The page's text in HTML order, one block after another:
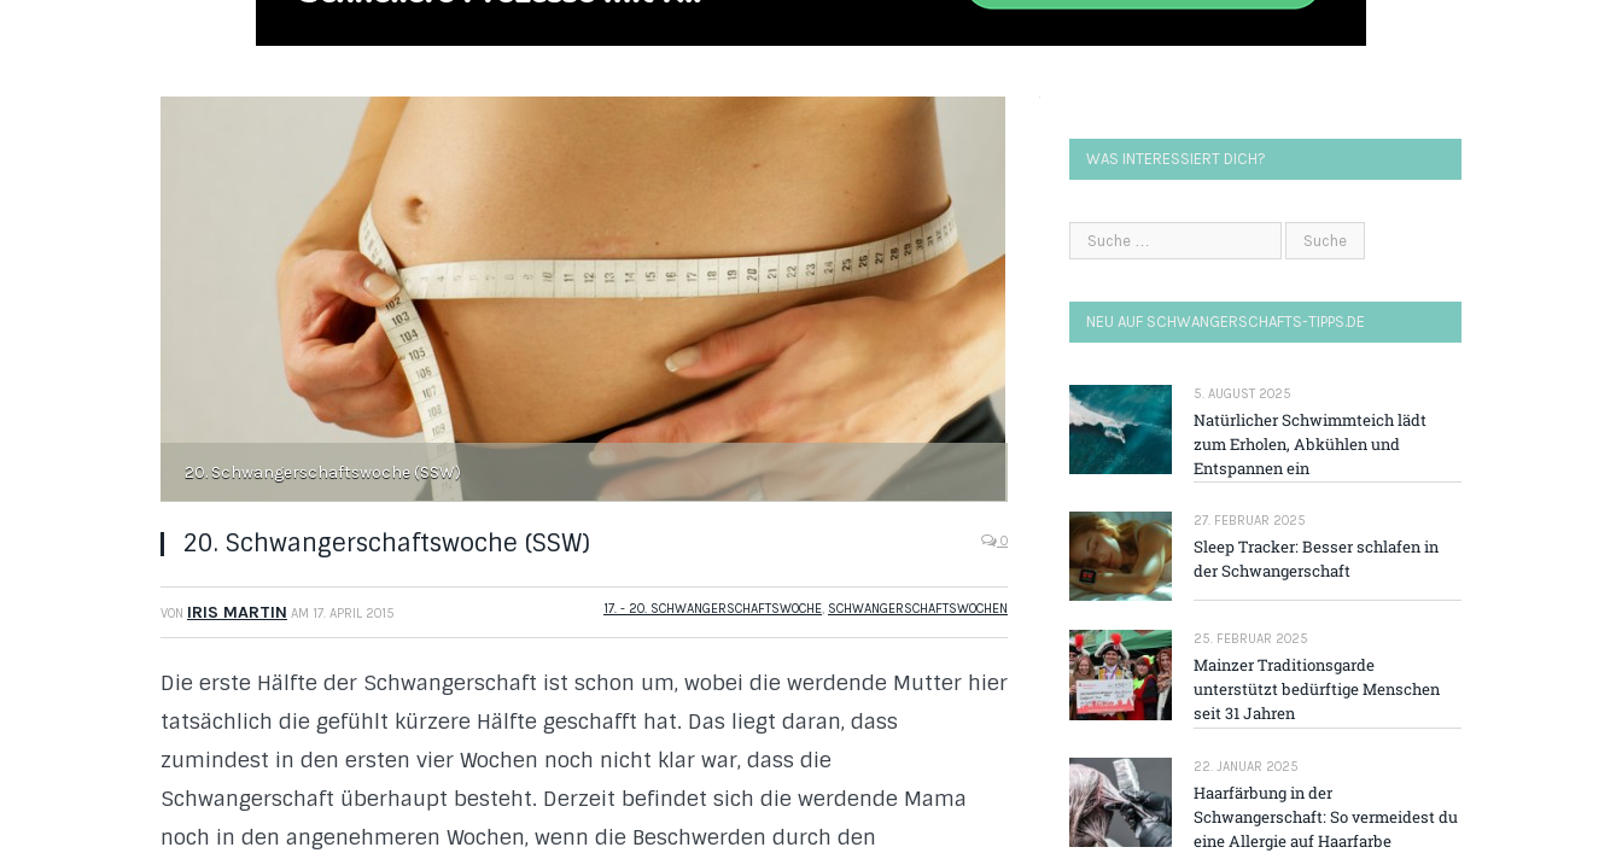
20. Schwangerschaftswoche (SSW)
20. Schwangerschaftswoche (SSW) 0
VON IRIS MARTIN AM 17. APRIL 2015 17. - 20. SCHWANGERSCHAFTSWOCHE, SCHWANGERSCHAFTSWOCHEN
Die erste Hälfte der Schwangerschaft ist schon um, wobei die werdende Mutter hier
tatsächlich die gefühlt kürzere Hälfte geschafft hat. Das liegt daran, dass
zumindest in den ersten vier Wochen noch nicht klar war, dass die
Schwangerschaft überhaupt besteht. Derzeit befindet sich die werdende Mama
noch in den angenehmeren Wochen, wenn die Beschwerden durch den
WAS INTERESSIERT DICH?
NEU AUF SCHWANGERSCHAFTS-TIPPS.DE
5. AUGUST 2025
Natürlicher Schwimmteich lädt
zum Erholen, Abkühlen und
Entspannen ein
27. FEBRUAR 2025
Sleep Tracker: Besser schlafen in
der Schwangerschaft
25. FEBRUAR 2025
Mainzer Traditions­garde
unterstützt bedürftige Menschen
seit 31 Jahren
22. JANUAR 2025
Haarfärbung in der
Schwangerschaft: So vermeidest du
eine Allergie auf Haarfarbe